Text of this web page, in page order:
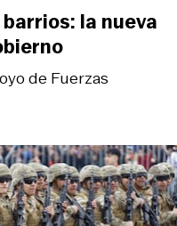
de Fuerzas
la nueva